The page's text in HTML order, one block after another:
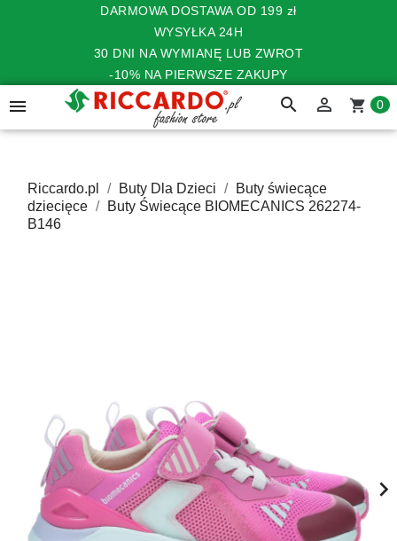
DARMOWA DOSTAWA OD 199 zł
WYSYŁKA 24H
30 DNI NA WYMIANĘ LUB ZWROT
-10% NA PIERWSZE ZAKUPY
 search  shopping_cart 0
Riccardo.pl Buty Dla Dzieci
Buty świecące
dziecięce
Buty Świecące BIOMECANICS 262274-
B146
